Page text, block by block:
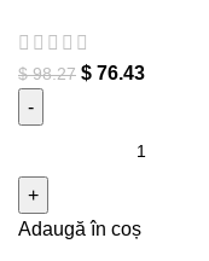
$98.27 $ 76.43
Cantitate Divine
Adaugă în coș